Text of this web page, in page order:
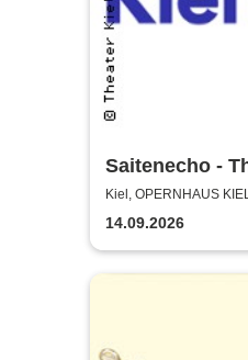
Saitenecho -
Kiel, OPERNHAUS
14.09.2026